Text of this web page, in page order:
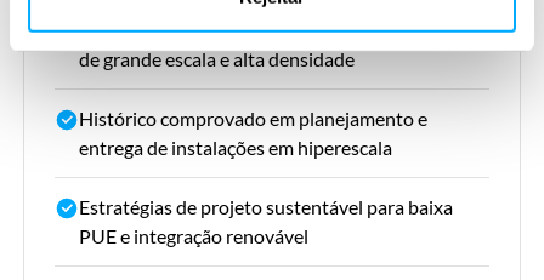
Experiência em projetos de MEP, ICT e segurança
de grande escala e alta densidade
Histórico comprovado em planejamento e
entrega de instalações em hiperescala
Estratégias de projeto sustentável para baixa
PUE e integração renovável